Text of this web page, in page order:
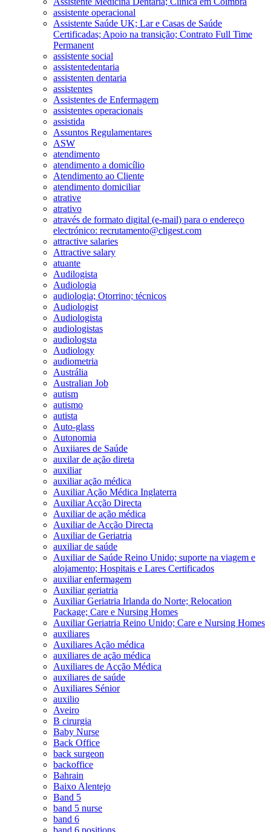
assistente operacional
Assistente Saúde UK; Lar e Casas de Saúde
Certificadas; Apoio na transição; Contrato Full Time
Permanent
assistente social
assistentedentaria
assistenten dentaria
assistentes
Assistentes de Enfermagem
assistentes operacionais
assistida
Assuntos Regulamentares
ASW
atendimento
atendimento a domicílio
Atendimento ao Cliente
atendimento domiciliar
atrative
atrativo
através de formato digital (e-mail) para o endereço
electrónico: recrutamento@cligest.com
attractive salaries
Attractive salary
atuante
Audilogista
Audiologia
audiologia; Otorrino; técnicos
Audiologist
Audiologista
audiologistas
audiologsta
Audiology
audiometria
Austrália
Australian Job
autism
autismo
autista
Auto-glass
Autonomia
Auxiiares de Saúde
auxilar de ação direta
auxiliar
auxiliar ação médica
Auxiliar Ação Médica Inglaterra
Auxiliar Acção Directa
Auxiliar de ação médica
Auxiliar de Acção Directa
Auxiliar de Geriatria
auxiliar de saúde
Auxiliar de Saúde Reino Unido; suporte na viagem e
alojamento; Hospitais e Lares Certificados
auxiliar enfermagem
Auxiliar geriatria
Auxiliar Geriatria Irlanda do Norte; Relocation
Package; Care e Nursing Homes
Auxiliar Geriatria Reino Unido; Care e Nursing Homes
auxiliares
Auxiliares Ação médica
auxiliares de ação médica
Auxiliares de Acção Médica
auxiliares de saúde
Auxiliares Sénior
auxilio
Aveiro
B cirurgia
Baby Nurse
Back Office
back surgeon
backoffice
Bahrain
Baixo Alentejo
Band 5
band 5 nurse
band 6
band 6 positions